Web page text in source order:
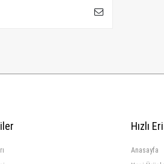
Hızlı
Anasayfa